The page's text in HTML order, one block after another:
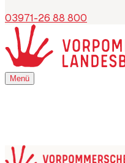
03971-26 88 800
Menü
Menü